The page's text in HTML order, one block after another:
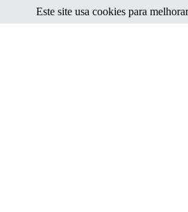
Este site usa cookies para